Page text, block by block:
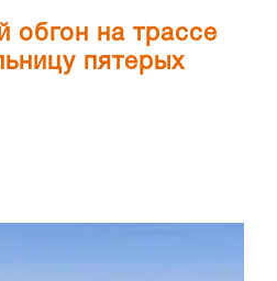
обгон на трассе
пятерых